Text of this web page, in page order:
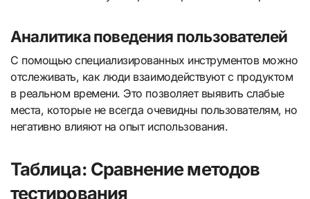
Аналитика поведения пользователей
С помощью специализированных инструментов можно
отслеживать, как люди взаимодействуют с продуктом
в реальном времени. Это позволяет выявить слабые
места, которые не всегда очевидны пользователям, но
негативно влияют на опыт использования.
Таблица: Сравнение методов
тестирования